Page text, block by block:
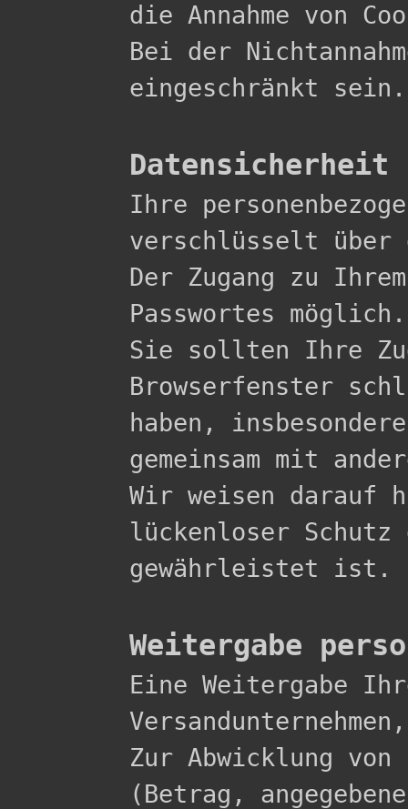
die Annahme von
Bei der
eingeschränkt sein.
Datensicherheit
Ihre
verschlüsselt über
Der Zugang zu
Passwortes möglich.
Sie sollten Ihre
Browserfenster
haben,
gemeinsam mit
Wir weisen darauf
lückenloser
gewährleistet ist.
Weitergabe
Eine Weitergabe
Zur Abwicklung von
(Betrag,